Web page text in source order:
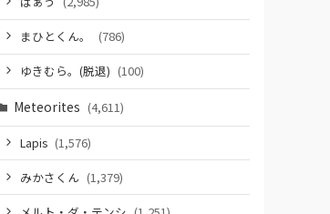
まひとくん。
(786)
ゆきむら。(脱退) (100)
Meteorites (4,611)
Lapis (1,576)
みかさくん (1,379)